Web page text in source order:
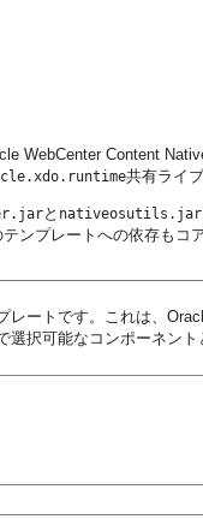
WebCenter Content
共有ライ
と nativeosutils.jar
ンプレートへの依存もコ
ートです。これは、
択可能なコンポーネン